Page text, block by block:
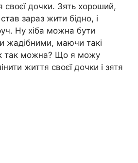
своєї дочки. Зять хороший,
зараз жити бідно, і
Ну хіба можна бути
жадібними, маючи такі
так можна? Що я можу
життя своєї дочки і зятя